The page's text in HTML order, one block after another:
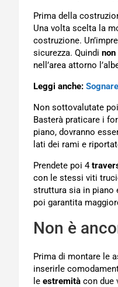
Prima della
Una volta scelta la
costruzione.
sicurezza. Quindi non
nell’area attorno
Leggi anche:
Non sottovalutate
Basterà praticare i
piano, dovranno
lati dei rami e
Prendete poi 4
con le stessi viti
struttura sia in piano
poi garantita
Non è
Prima di montare le
inserirle
le estremità con due